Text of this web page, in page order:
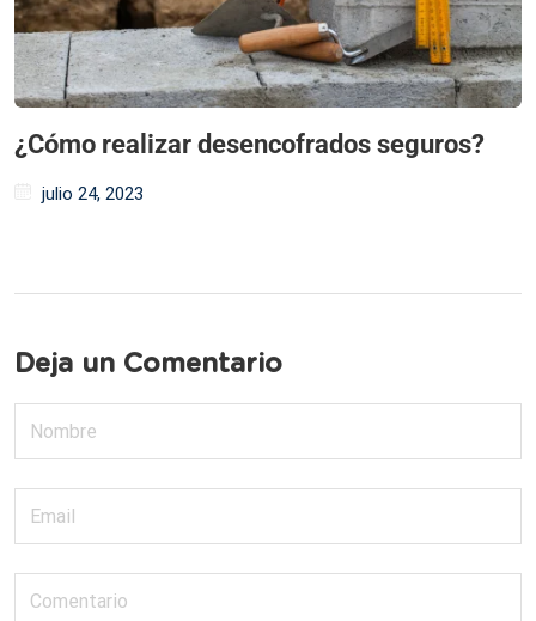
¿Cómo realizar desencofrados seguros?
julio 24, 2023
Deja un Comentario